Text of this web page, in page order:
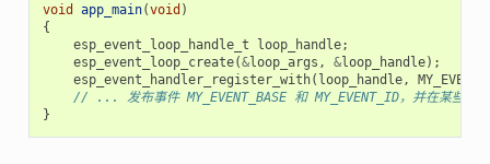
void app_main(void )
{
esp_event_loop_handle_t
loop_handle;
esp_event_loop_create(&loop_args , &loop_handle);
esp_event_handler_register_with( loop_handle,
// ... 发布事件 MY_EVENT_BASE 和 MY_EVENT_ID，并在某些时
}